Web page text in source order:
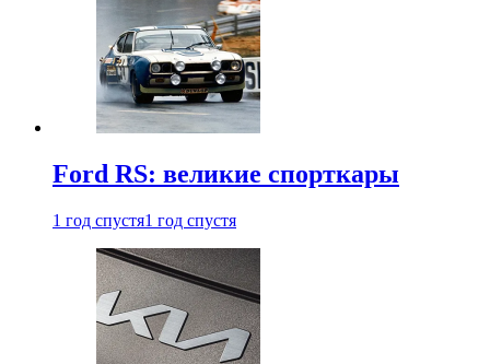
Ford RS: великие спорткары
1 год спустя1 год спустя